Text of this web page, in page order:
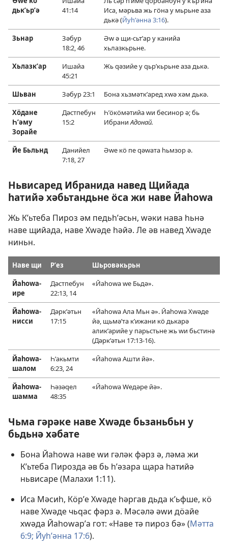
дькʹьрʹә
41:14
Иса, мәрьва жь гӧна у мьрьне аза
дькә (Йуһʹәнна 3:16).
Зьнар
Зәбур
18:2,46
Әԝ ә щи-сьтʹар у канийа
хьлазкьрьне.
Хьлазкʹар
Ишайа
45:21
Жь ԛәзийе у ԛьрʹкьрьне аза дькә.
Шьван Зәбур 23:1
Бона хьзмәткʹаред хԝә хәм дькә.
Хӧдане
Һʹәму
Зорайе
Дәстпебун
15:2
Һʹӧкӧмәтийа ԝи бесинор ә; бь
ИбраниАдонай.
Йе Бьльнд
Данийел
7:18,27
Әԝе кӧ пе ԛәԝата һьмзор ә.
Ньвисаред Ибранида навед Щийада
һатийә хәбьтандьне ӧса жи наве Йаһоԝа
Жь Кʹьтеба Пироз әм педьһʹәсьн, ԝәки нава һьнә
наве щийада, наве Хԝәде һәйә. Ле әв навед Хԝәде
ниньн.
Наве щи Рʹез
Шьровәкьрьн
Йаһоԝа-
ире
Дәстпебун
22:13, 14
«Йаһоԝа ԝе Бьдә».
Йаһоԝа-
нисси
Дәркʹәтьн
17:15
«Йаһоԝа Ала Мьн ә». Йаһоԝа Хԝәде
йә, щьмәʹта кʹижани кӧ дькарә
аликʹарийе у парьстьне жь ԝи бьстинә
(Дәркʹәтьн 17:13-16).
Йаһоԝа-
шалом
Һʹакьмти
6:23, 24
«Йаһоԝа Ашти йә».
Йаһоԝа-
шамма
Һәзәԛел
48:35
«Йаһоԝа Ԝедәре йә».
Чьма гәрәке наве Хԝәде бьзаньбьн у
бьдьнә хәбате
Бона Йаһоԝа наве ԝи гәләк фәрз ә, ләма жи
Кʹьтеба Пирозда әв бь һʹәзара щара һатийә
ньвисаре (Малахи 1:11).
Иса Мәсиһ, Кӧрʹе Хԝәде һәргав дьда кʹьфше, кӧ
наве Хԝәде чьԛас фәрз ә. Мәсәлә әԝи дӧайе
хԝәда Йаһоԝарʹа гот: «Наве тә пироз бә» (Мәтта
6:9; Йуһʹәнна 17:6).